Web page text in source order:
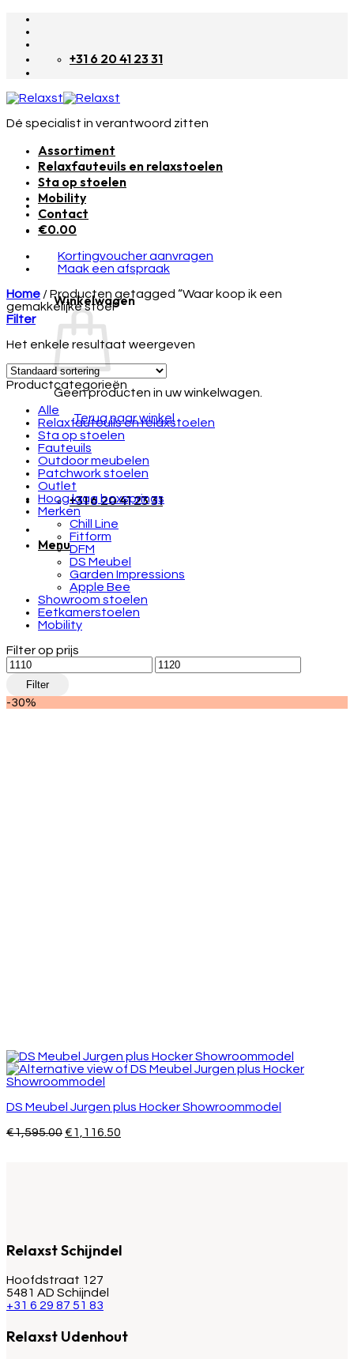
Skip
content
+31 6 20 41 23 31
Dé specialist in verantwoord zitten
Assortiment
Relaxfauteuils en relaxstoelen
Sta op stoelen
Mobility
Contact
€0.00
Winkelwagen
Geen producten in uw winkelwagen.
Terug naar winkel
+31 6 20 41 23 31
Menu
Kortingvoucher aanvragen
Maak een afspraak
Home /Producten getagged “Waar koop ik een
gemakkelijke stoel”
Filter
Het enkele resultaat weergeven
Productcategorieën
Alle
Relaxfauteuils en relaxstoelen
Sta op stoelen
Fauteuils
Outdoor meubelen
Patchwork stoelen
Outlet
Hoog laag boxsprings
Merken
Chill Line
Fitform
DFM
DS Meubel
Garden Impressions
Apple Bee
Showroom stoelen
Eetkamerstoelen
Mobility
Filter op prijs
Min.
prijs
Max.
prijs
Filter
-30%
DS Meubel Jurgen plus Hocker Showroommodel
€1,595.00Oorspronkelijke
€1,116.50
Relaxst Schijndel
Hoofdstraat 127
5481 AD Schijndel
+31 6 29 87 51 83
Relaxst Udenhout